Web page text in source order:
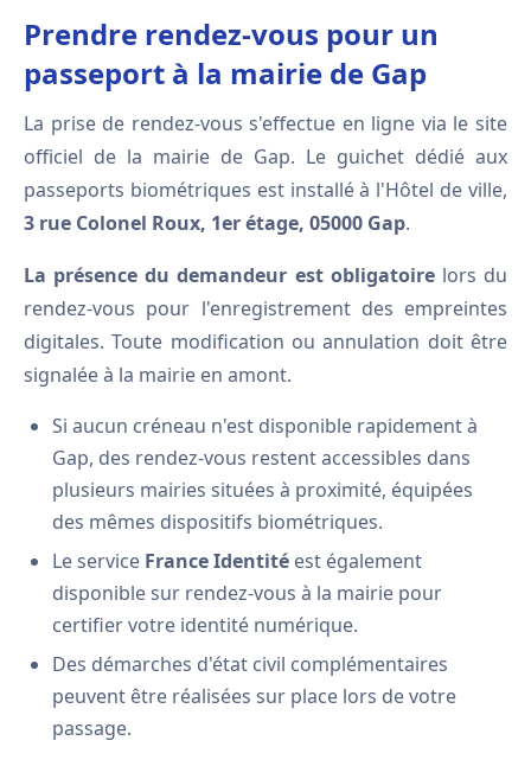
Prendre rendez-vous pour un
passeport à la mairie de Gap
La prise de rendez-vous s'effectue en ligne via le site
officiel de la mairie de Gap. Le guichet dédié aux
passeports biométriques est installé à l'Hôtel de ville,
3 rue Colonel Roux, 1er étage, 05000 Gap.
La présence du demandeur est obligatoirelors du
rendez-vous pour l'enregistrement des empreintes
digitales. Toute modification ou annulation doit être
signalée à la mairie en amont.
Si aucun créneau n'est disponible rapidement à
Gap, des rendez-vous restent accessibles dans
plusieurs mairies situées à proximité, équipées
des mêmes dispositifs biométriques.
Le service France Identité est également
disponible sur rendez-vous à la mairie pour
certifier votre identité numérique.
Des démarches d'état civil complémentaires
peuvent être réalisées sur place lors de votre
passage.